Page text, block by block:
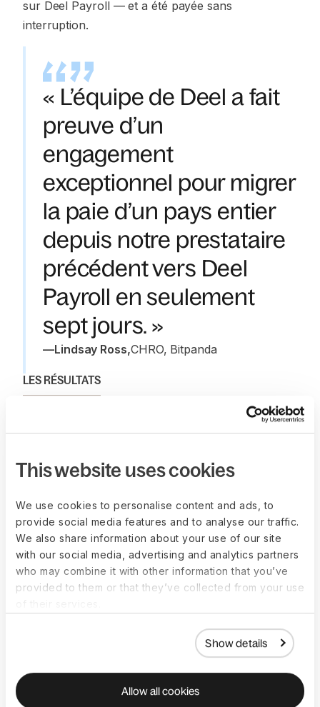
This website uses cookies
We use cookies to personalise content and ads, to
provide social media features and to analyse our traffic.
We also share information about your use of our site
with our social media, advertising and analytics partners
who may combine it with other information that you’ve
provided to them or that they’ve collected from your use
Show details
Allow all cookies
sur Deel Payroll — et a été payée sans
interruption.
« L’équipe de Deel a fait
preuve d’un
engagement
exceptionnel pour migrer
la paie d’un pays entier
depuis notre prestataire
précédent vers Deel
Payroll en seulement
sept jours. »
—Lindsay Ross,CHRO, Bitpanda
LES RÉSULTATS
Construire ensemble en tant que
potentiels désastres de paie, mais a aussi
centres à plus de 20 juridictions — le tout sans se
soucier de la conformité, des paiements manqués
ou des délais de réponse lents.
Avec Deel, Bitpanda a réduit son temps
d'intégration (onboarding) de 3 mois à seulement
10 jours.
“Deel est, de loin, la solution tout-en-un la plus
adaptée pour les organisations modernes,”a
déclaré Ross.
“Avec tout ce dont vous avez besoin
pour recruter et payer des travailleurs sur une